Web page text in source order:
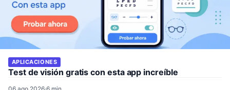
APLICACIONES
Test de visión gratis con esta app increíble